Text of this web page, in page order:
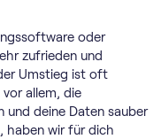
oder
zufrieden und
Umstieg ist oft
allem, die
und deine Daten sauber
haben wir für dich